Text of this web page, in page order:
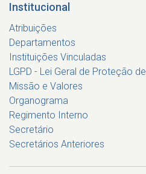
Institucional
Atribuições
Departamentos
Instituições Vinculadas
LGPD - Lei Geral de Proteção de
Missão e Valores
Organograma
Regimento Interno
Secretário
Secretários Anteriores